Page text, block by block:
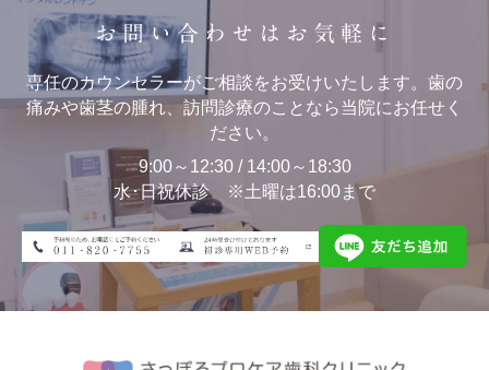
お問い合わせはお気軽に
専任のカウンセラーがご相談をお受けいたします。歯の
痛みや歯茎の腫れ、訪問診療のことなら当院にお任せく
ださい。
9:00～12:30 / 14:00～18:30
水･日祝休診 ※土曜は16:00まで